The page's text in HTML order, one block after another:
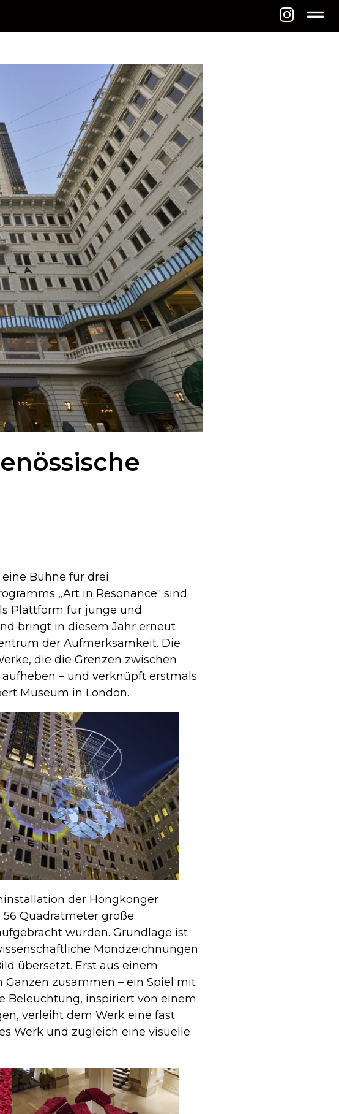
eine Bühne für drei
„Art in Resonance“ sind.
Plattform für junge und
bringt in diesem Jahr erneut
der Aufmerksamkeit. Die
die die Grenzen zwischen
– und verknüpft erstmals
Museum in London.
der Hongkonger
Quadratmeter große
wurden. Grundlage ist
Mondzeichnungen
übersetzt. Erst aus einem
zusammen – ein Spiel mit
Beleuchtung, inspiriert von einem
verleiht dem Werk eine fast
Werk und zugleich eine visuelle